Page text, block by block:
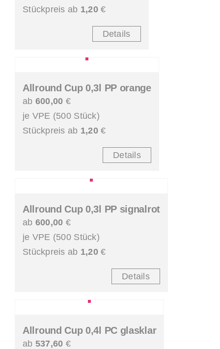
Stückpreis ab 1,20€
Details
Allround Cup 0,3l PP orange
ab 600,00 €
je VPE (500 Stück)
Stückpreis ab 1,20€
Details
Allround Cup 0,3l PP signalrot
ab 600,00 €
je VPE (500 Stück)
Stückpreis ab 1,20€
Details
Allround Cup 0,4l PC glasklar
ab 537,60 €